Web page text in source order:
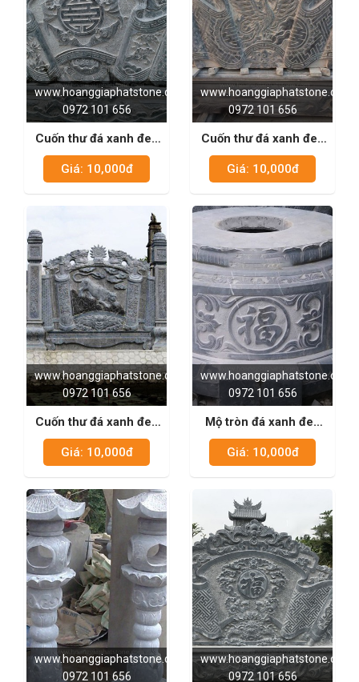
www.hoanggiaphatstone.com
0972 101 656
Cuốn thư đá xanh đen
04
Giá: 10,000đ
www.hoanggiaphatstone.com
0972 101 656
Cuốn thư đá xanh đen
08
Giá: 10,000đ
www.hoanggiaphatstone.com
0972 101 656
Cuốn thư đá xanh đen
01
Giá: 10,000đ
www.hoanggiaphatstone.com
0972 101 656
Mộ tròn đá xanh đen
05
Giá: 10,000đ
www.hoanggiaphatstone.com
0972 101 656
www.hoanggiaphatstone.com
0972 101 656